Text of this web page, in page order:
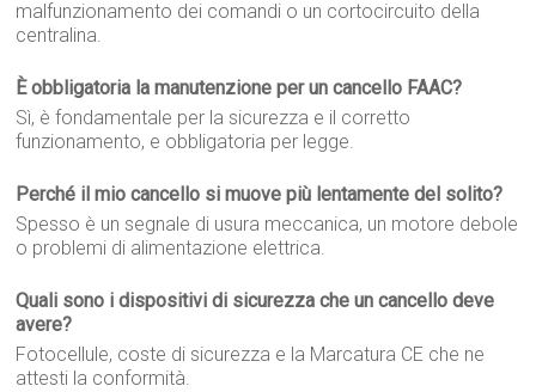
malfunzionamento dei comandi o un cortocircuito della
centralina.
È obbligatoria la manutenzione per un cancello FAAC?
Sì, è fondamentale per la sicurezza e il corretto
funzionamento, e obbligatoria per legge.
Perché il mio cancello si muove più lentamente del solito?
Spesso è un segnale di usura meccanica, un motore debole
o problemi di alimentazione elettrica.
Quali sono i dispositivi di sicurezza che un cancello deve
avere?
Fotocellule, coste di sicurezza e la Marcatura CE che ne
attesti la conformità.